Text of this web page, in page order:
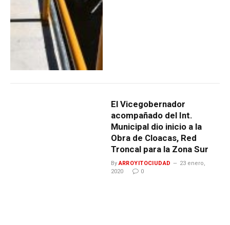
El Vicegobernador
acompañado del Int.
Municipal dio inicio a la
Obra de Cloacas, Red
Troncal para la Zona Sur
By ARROYITOCIUDAD
23 enero,
2020
0